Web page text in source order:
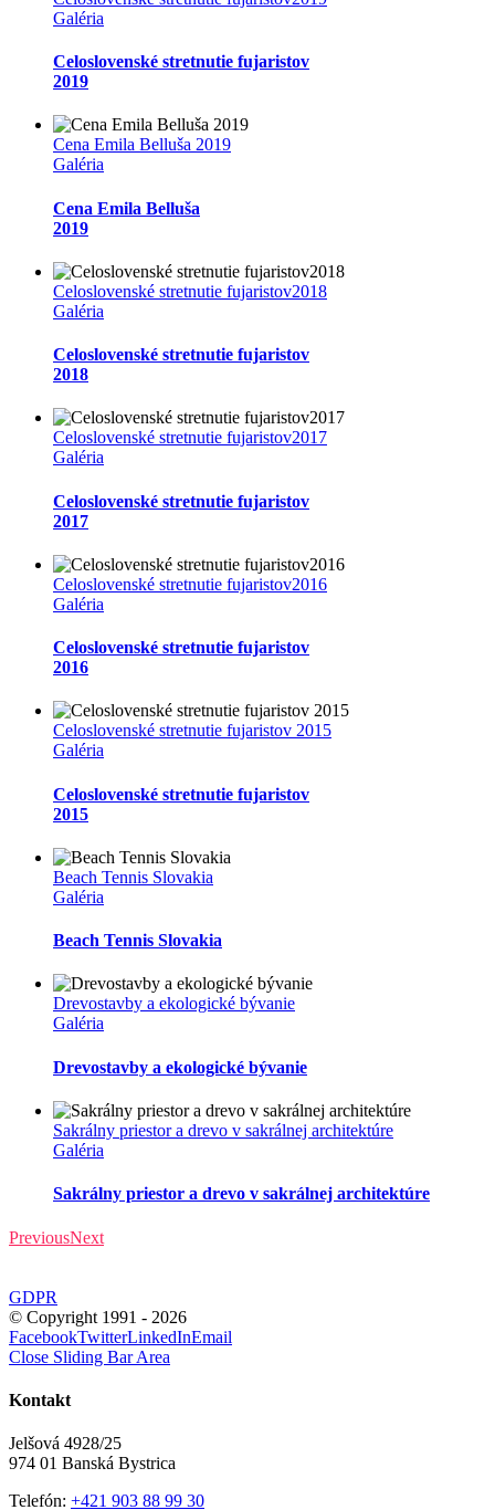
Galéria
Celoslovenské stretnutie fujaristov
2019
Cena Emila Belluša 2019
Galéria
Cena Emila Belluša
2019
Celoslovenské stretnutie fujaristov2018
Galéria
Celoslovenské stretnutie fujaristov
2018
Celoslovenské stretnutie fujaristov2017
Galéria
Celoslovenské stretnutie fujaristov
2017
Celoslovenské stretnutie fujaristov2016
Galéria
Celoslovenské stretnutie fujaristov
2016
Celoslovenské stretnutie fujaristov 2015
Galéria
Celoslovenské stretnutie fujaristov
2015
Beach Tennis Slovakia
Galéria
Beach Tennis Slovakia
Drevostavby a ekologické bývanie
Galéria
Drevostavby a ekologické bývanie
Sakrálny priestor a drevo v sakrálnej architektúre
Galéria
Sakrálny priestor a drevo v sakrálnej architektúre
PreviousNext
GDPR
© Copyright 1991 - 2026
FacebookTwitterLinkedInEmail
Close Sliding Bar Area
Kontakt
Jelšová 4928/25
974 01 Banská Bystrica
Telefón: +421 903 88 99 30